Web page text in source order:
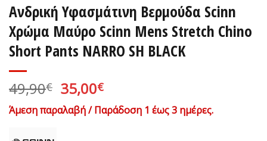
Ανδρική Υφασμάτινη Βερμούδα Scinn
Xρώμα Μαύρο Scinn Mens Stretch Chino
Short Pants NARRO SH BLACK
49,90€ Original
price
was:
35,00€Η
τρέχουσα
τιμή
Άμεση παραλαβή / Παράδοση 1 έως 3 ημέρες.